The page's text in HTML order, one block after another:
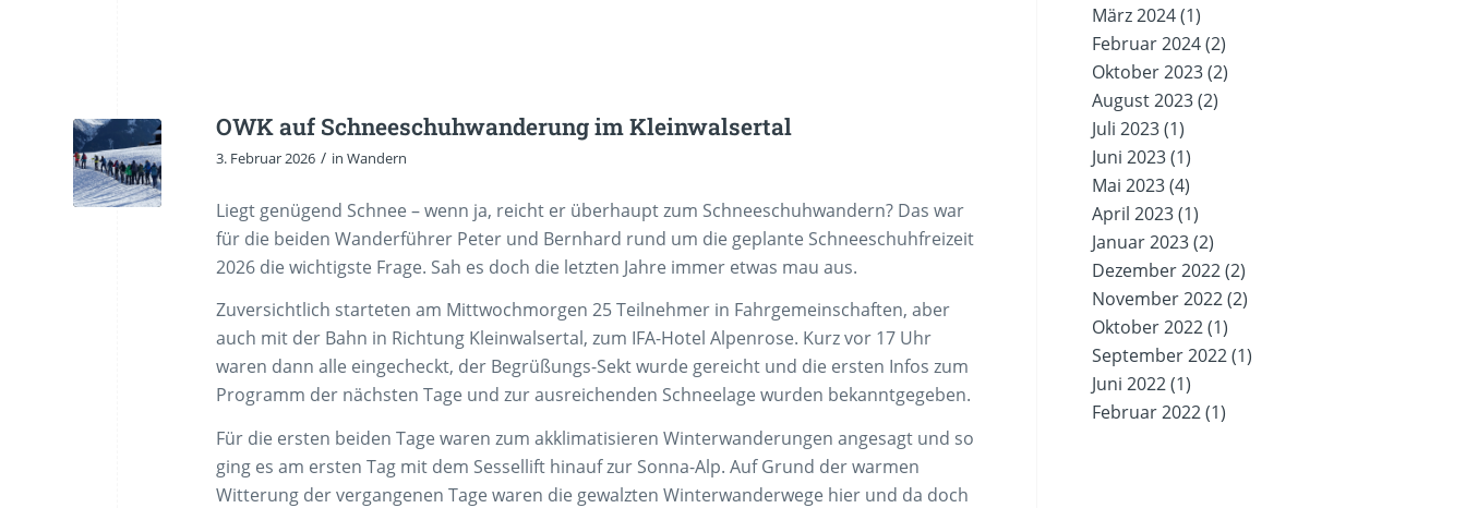
OWK auf Schneeschuhwanderung im Kleinwalsertal
3. Februar 2026 / in Wandern
Liegt genügend Schnee – wenn ja, reicht er überhaupt zum Schneeschuhwandern? Das war
für die beiden Wanderführer Peter und Bernhard rund um die geplante Schneeschuhfreizeit
2026 die wichtigste Frage. Sah es doch die letzten Jahre immer etwas mau aus.
Zuversichtlich starteten am Mittwochmorgen 25 Teilnehmer in Fahrgemeinschaften, aber
auch mit der Bahn in Richtung Kleinwalsertal, zum IFA-Hotel Alpenrose. Kurz vor 17 Uhr
waren dann alle eingecheckt, der Begrüßungs-Sekt wurde gereicht und die ersten Infos zum
Programm der nächsten Tage und zur ausreichenden Schneelage wurden bekanntgegeben.
Für die ersten beiden Tage waren zum akklimatisieren Winterwanderungen angesagt und so
ging es am ersten Tag mit dem Sessellift hinauf zur Sonna-Alp. Auf Grund der warmen
Witterung der vergangenen Tage waren die gewalzten Winterwanderwege hier und da doch
März 2024(1)
Februar 2024(2)
Oktober 2023(2)
August 2023(2)
Juli 2023(1)
Juni 2023(1)
Mai 2023(4)
April 2023(1)
Januar 2023(2)
Dezember 2022(2)
November 2022(2)
Oktober 2022(1)
September 2022(1)
Juni 2022(1)
Februar 2022(1)